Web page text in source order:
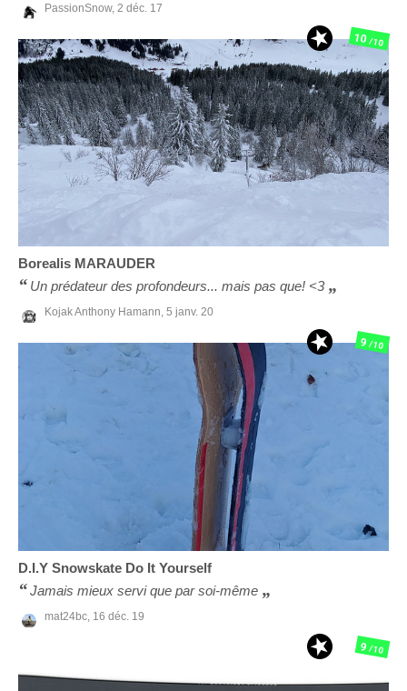
PassionSnow, 2 déc. 17
Borealis MARAUDER
Un prédateur des profondeurs... mais pas que! <3
Kojak Anthony Hamann, 5 janv. 20
10/10
D.I.Y Snowskate Do It Yourself
Jamais mieux servi que par soi-même
mat24bc, 16 déc. 19
9/10
9/10